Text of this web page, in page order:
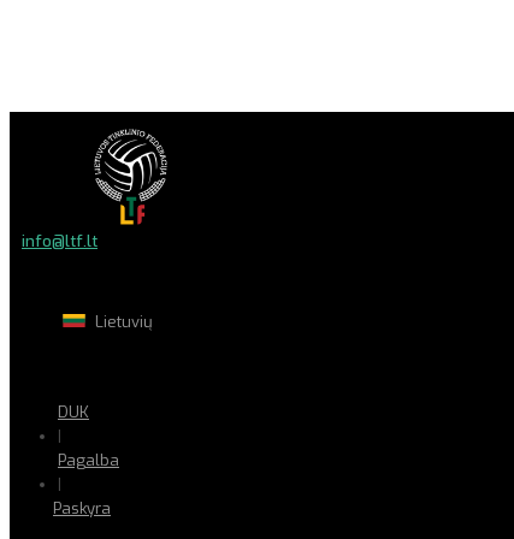
info@ltf.lt
Lietuvių
DUK
|
Pagalba
|
Paskyra